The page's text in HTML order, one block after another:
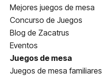
Mejores juegos de mesa
Concurso de Juegos
Blog de Zacatrus
Eventos
Juegos de mesa
Juegos de mesa familiares